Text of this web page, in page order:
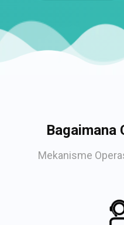
Bagaimana
Mekanisme